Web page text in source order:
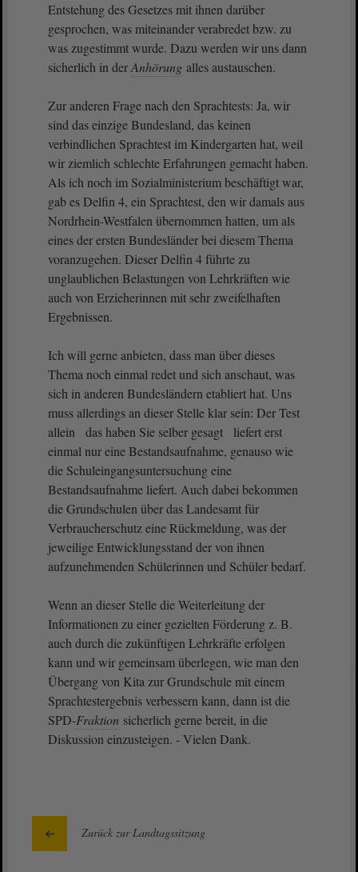
Entstehung des Gesetzes mit ihnen darüber
gesprochen, was miteinander verabredet bzw. zu
was zugestimmt wurde. Dazu werden wir uns dann
sicherlich in derAnhörung alles austauschen.
Zur anderen Frage nach den Sprachtests: Ja, wir
sind das einzige Bundesland, das keinen
verbindlichen Sprachtest im Kindergarten hat, weil
wir ziemlich schlechte Erfahrungen gemacht haben.
Als ich noch im Sozialministerium beschäftigt war,
gab es Delfin 4, ein Sprachtest, den wir damals aus
Nordrhein-Westfalen übernommen hatten, um als
eines der ersten Bundesländer bei diesem Thema
voranzugehen. Dieser Delfin 4 führte zu
unglaublichen Belastungen von Lehrkräften wie
auch von Erzieherinnen mit sehr zweifelhaften
Ergebnissen.
Ich will gerne anbieten, dass man über dieses
Thema noch einmal redet und sich anschaut, was
sich in anderen Bundesländern etabliert hat. Uns
muss allerdings an dieser Stelle klar sein: Der Test
allein das haben Sie selber gesagt liefert erst
einmal nur eine Bestandsaufnahme, genauso wie
die Schuleingangsuntersuchung eine
Bestandsaufnahme liefert. Auch dabei bekommen
die Grundschulen über das Landesamt für
Verbraucherschutz eine Rückmeldung, was der
jeweilige Entwicklungsstand der von ihnen
aufzunehmenden Schülerinnen und Schüler bedarf.
Wenn an dieser Stelle die Weiterleitung der
Informationen zu einer gezielten Förderung z. B.
auch durch die zukünftigen Lehrkräfte erfolgen
kann und wir gemeinsam überlegen, wie man den
Übergang von Kita zur Grundschule mit einem
Sprachtestergebnis verbessern kann, dann ist die
SPD-Fraktion sicherlich gerne bereit, in die
Diskussion einzusteigen. - Vielen Dank.
Zurück zur Landtagssitzung